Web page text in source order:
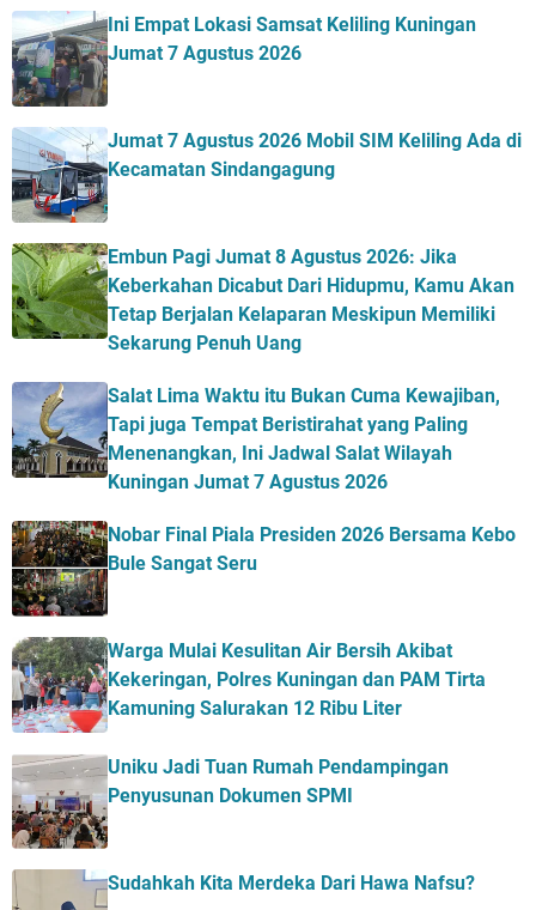
Ini Empat Lokasi Samsat Keliling Kuningan
Jumat 7 Agustus 2026
Jumat 7 Agustus 2026 Mobil SIM Keliling Ada di
Kecamatan Sindangagung
Embun Pagi Jumat 8 Agustus 2026: Jika
Keberkahan Dicabut Dari Hidupmu, Kamu Akan
Tetap Berjalan Kelaparan Meskipun Memiliki
Sekarung Penuh Uang
Salat Lima Waktu itu Bukan Cuma Kewajiban,
Tapi juga Tempat Beristirahat yang Paling
Menenangkan, Ini Jadwal Salat Wilayah
Kuningan Jumat 7 Agustus 2026
Nobar Final Piala Presiden 2026 Bersama Kebo
Bule Sangat Seru
Warga Mulai Kesulitan Air Bersih Akibat
Kekeringan, Polres Kuningan dan PAM Tirta
Kamuning Salurakan 12 Ribu Liter
Uniku Jadi Tuan Rumah Pendampingan
Penyusunan Dokumen SPMI
Sudahkah Kita Merdeka Dari Hawa Nafsu?